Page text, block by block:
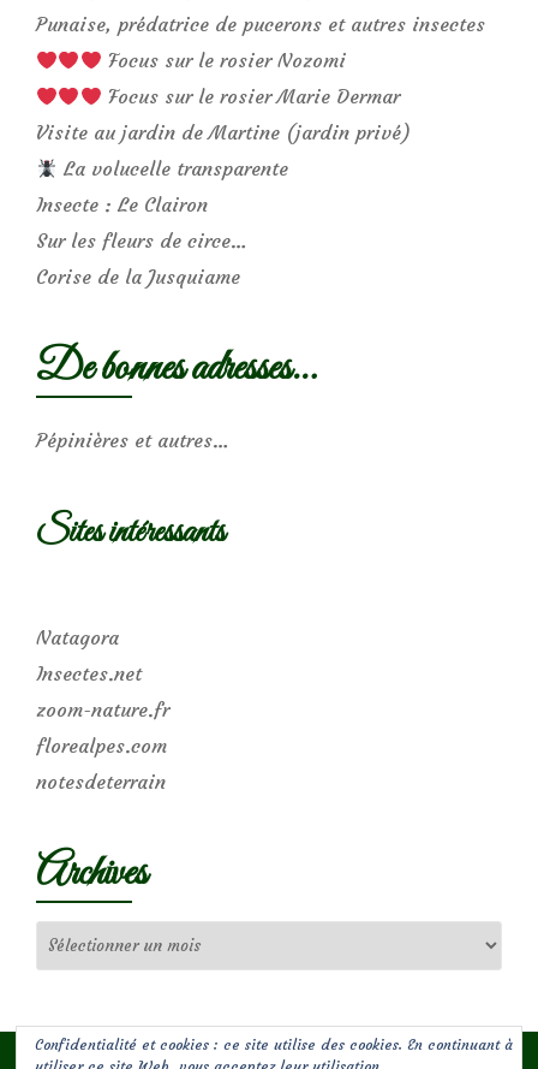
Punaise, prédatrice de pucerons et autres insectes
Focus sur le rosier Nozomi
Focus sur le rosier Marie Dermar
Visite au jardin de Martine (jardin privé)
La volucelle transparente
Insecte : Le Clairon
Sur les fleurs de circe…
Corise de la Jusquiame
De bonnes adresses…
Pépinières et autres…
Sites intéressants
Natagora
Insectes.net
zoom-nature.fr
florealpes.com
notesdeterrain
Archives
Confidentialité et cookies : ce site utilise des cookies. En continuant à